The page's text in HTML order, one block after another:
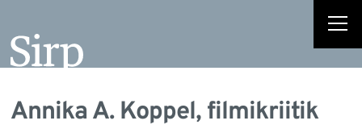
Annika A. Koppel, filmikriitik